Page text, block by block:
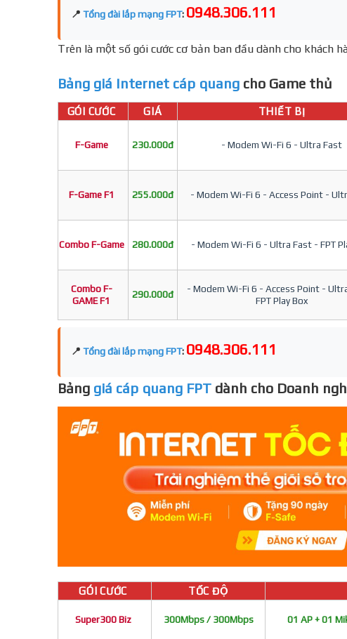
📍 Tổng đài lắp mạng FPT: 0948.306.111
Trên là một số gói cước cơ bản ban đầu dành cho khách
Bảng giá Internet cáp quang cho Game thủ
GÓI CƯỚC GIÁ THIẾT BỊ
F-Game 230.000đ - Modem Wi-Fi 6 - Ultra Fast
F-Game F1 255.000đ - Modem Wi-Fi 6 - Access Point -
Combo F-Game 280.000đ - Modem Wi-Fi 6 - Ultra Fast - FPT
Combo F-
GAME F1
290.000đ
- Modem Wi-Fi 6 - Access Point -
FPT Play Box
📍 Tổng đài lắp mạng FPT: 0948.306.111
Bảng giá cáp quang FPT dành cho Doanh
GÓI CƯỚC TỐC ĐỘ
Super300 Biz 300Mbps / 300Mbps 01 AP + 01